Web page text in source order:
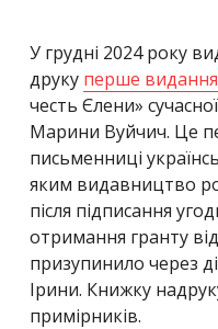
У грудні 2024 року
друку перше видання
честь Єлени»
Марини Вуйчич. Це
письменниці
яким видавництво
після підписання
отримання гранту
призупинило через
Ірини. Книжку
примірників.